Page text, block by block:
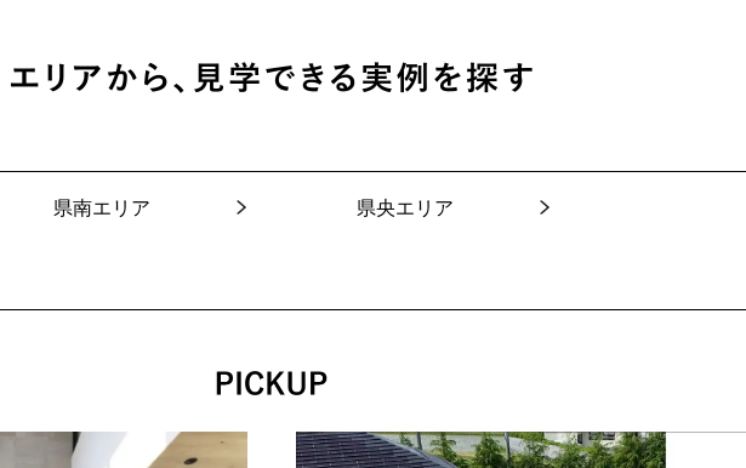
県南エリア 県央エリア